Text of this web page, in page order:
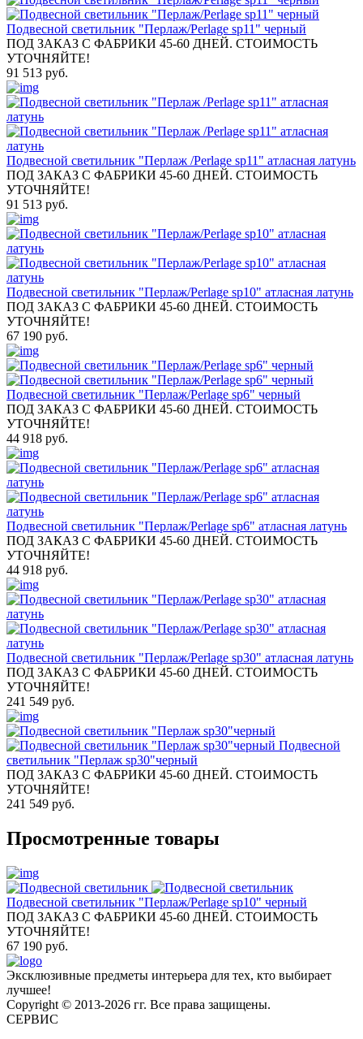
Подвесной светильник "Перлаж/Perlage sp11" черный
ПОД ЗАКАЗ С ФАБРИКИ 45-60 ДНЕЙ. СТОИМОСТЬ
УТОЧНЯЙТЕ!
91 513 руб.
Подвесной светильник "Перлаж /Perlage sp11" атласная латунь
ПОД ЗАКАЗ С ФАБРИКИ 45-60 ДНЕЙ. СТОИМОСТЬ
УТОЧНЯЙТЕ!
91 513 руб.
Подвесной светильник "Перлаж/Perlage sp10" атласная латунь
ПОД ЗАКАЗ С ФАБРИКИ 45-60 ДНЕЙ. СТОИМОСТЬ
УТОЧНЯЙТЕ!
67 190 руб.
Подвесной светильник "Перлаж/Perlage sp6" черный
ПОД ЗАКАЗ С ФАБРИКИ 45-60 ДНЕЙ. СТОИМОСТЬ
УТОЧНЯЙТЕ!
44 918 руб.
Подвесной светильник "Перлаж/Perlage sp6" атласная латунь
ПОД ЗАКАЗ С ФАБРИКИ 45-60 ДНЕЙ. СТОИМОСТЬ
УТОЧНЯЙТЕ!
44 918 руб.
Подвесной светильник "Перлаж/Perlage sp30" атласная латунь
ПОД ЗАКАЗ С ФАБРИКИ 45-60 ДНЕЙ. СТОИМОСТЬ
УТОЧНЯЙТЕ!
241 549 руб.
Подвесной
светильник "Перлаж sp30"черный
ПОД ЗАКАЗ С ФАБРИКИ 45-60 ДНЕЙ. СТОИМОСТЬ
УТОЧНЯЙТЕ!
241 549 руб.
Просмотренные товары
Подвесной светильник "Перлаж/Perlage sp10" черный
ПОД ЗАКАЗ С ФАБРИКИ 45-60 ДНЕЙ. СТОИМОСТЬ
УТОЧНЯЙТЕ!
67 190 руб.
Эксклюзивные предметы интерьера для тех, кто выбирает
лучшее!
Copyright © 2013-2026 гг. Все права защищены.
СЕРВИС